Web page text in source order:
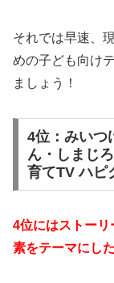
それでは早速、
めの子ども向け
ましょう！
4位：みいつ
ん・しまじ
育てTV ハピ
4位にはストー
素をテーマにし